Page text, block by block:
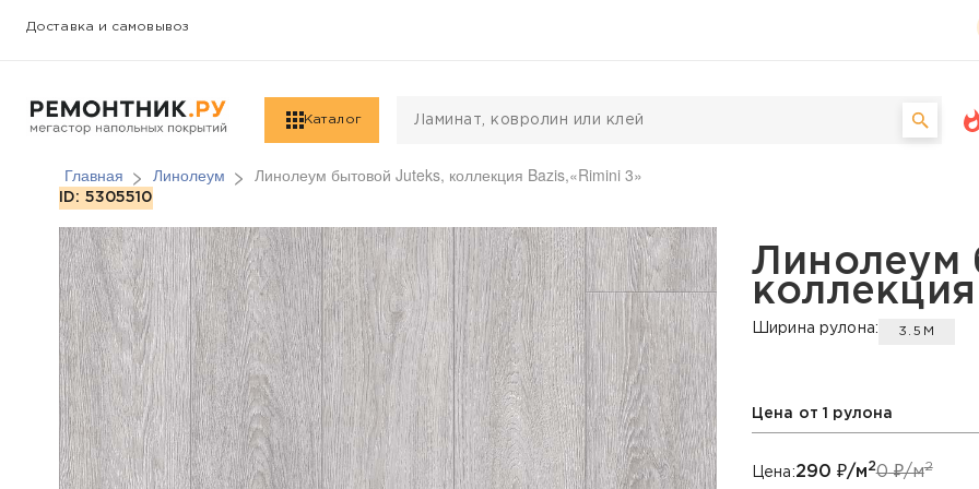
Доставка и самовывоз
Каталог
Главная Линолеум Линолеум бытовой Juteks, коллекция Bazis,«Rimini 3»
Линолеум бытовой Juteks, коллекция Bazis,
ID: 5305510
Линолеум
Ширина рулона: 3.5М
Цена от 1 рулона
Цена:290 ₽/м20₽/м2